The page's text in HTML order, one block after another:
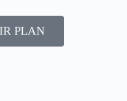
PLAN